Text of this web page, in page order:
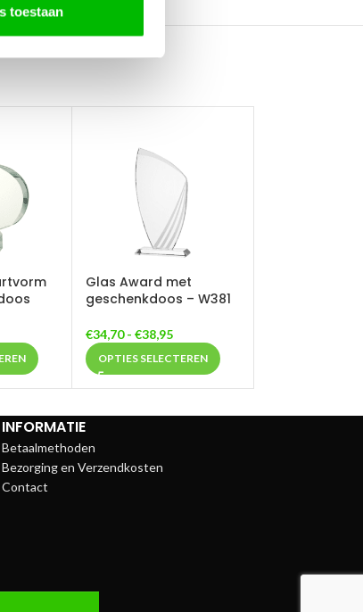
toestaan
Glas Award met
geschenkdoos – W381
€34,70 - €38,95
OPTIES SELECTEREN
INFORMATIE
Betaalmethoden
Bezorging en Verzendkosten
Contact